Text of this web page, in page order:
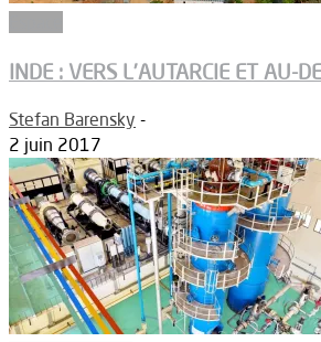
INDE : VERS L’AUTARCIE ET AU-
Stefan Barensky -
2 juin 2017